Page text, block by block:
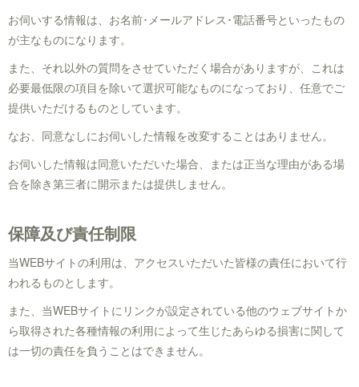
お伺いする情報は、お名前･メールアドレス･電話番号といったもの
が主なものになります。
また、それ以外の質問をさせていただく場合がありますが、これは
必要最低限の項目を除いて選択可能なものになっており、任意でご
提供いただけるものとしています。
なお、同意なしにお伺いした情報を改変することはありません。
お伺いした情報は同意いただいた場合、または正当な理由がある場
合を除き第三者に開示または提供しません。
保障及び責任制限
当WEBサイトの利用は、アクセスいただいた皆様の責任において行
われるものとします。
また、当WEBサイトにリンクが設定されている他のウェブサイトか
ら取得された各種情報の利用によって生じたあらゆる損害に関して
は一切の責任を負うことはできません。